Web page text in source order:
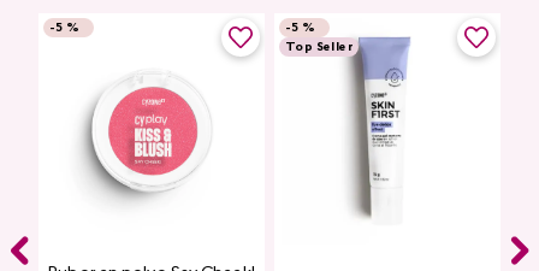
-5 % -5 %
Top Seller